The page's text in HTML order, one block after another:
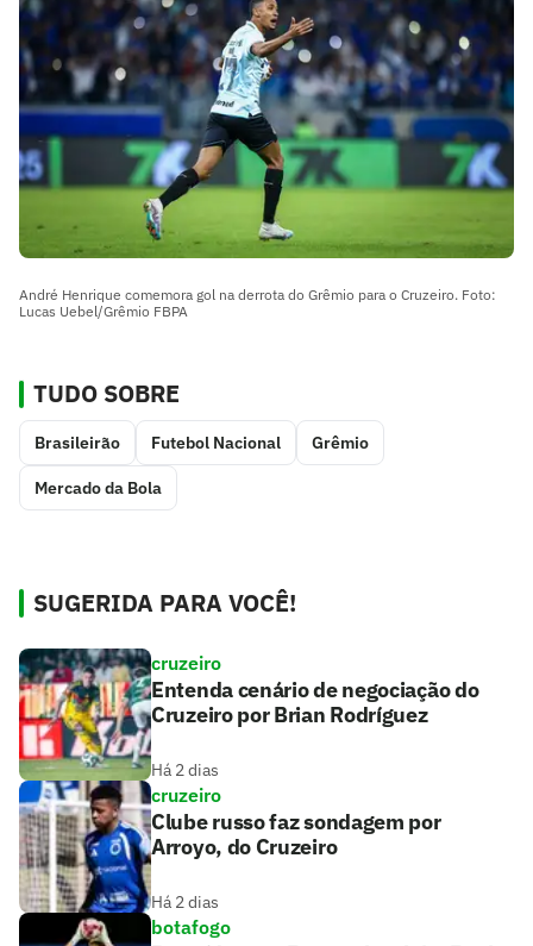
André Henrique comemora gol na derrota do Grêmio para o Cruzeiro. Foto:
Lucas Uebel/Grêmio FBPA
TUDO SOBRE
Brasileirão Futebol Nacional Grêmio
Mercado da Bola
SUGERIDA PARA VOCÊ!
cruzeiro
Entenda cenário de negociação do
Cruzeiro por Brian Rodríguez
Há 2 dias
cruzeiro
Clube russo faz sondagem por
Arroyo, do Cruzeiro
Há 2 dias
botafogo